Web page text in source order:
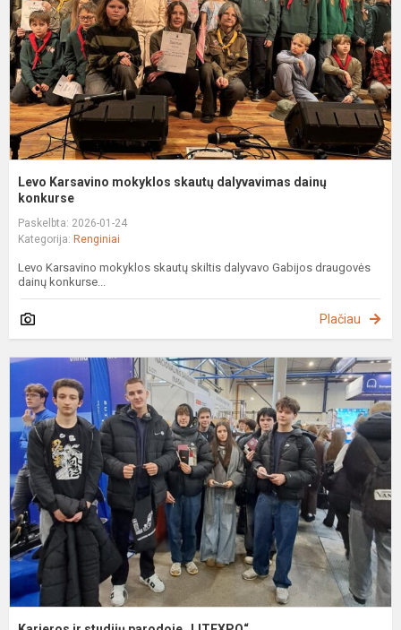
Levo Karsavino mokyklos skautų dalyvavimas dainų
konkurse
Paskelbta: 2026-01-24
Kategorija: Renginiai
Levo Karsavino mokyklos skautų skiltis dalyvavo Gabijos draugovės
dainų konkurse...
Plačiau